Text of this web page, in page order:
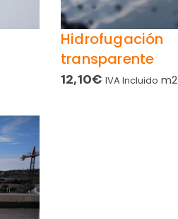
Hidrofugación
transparente
12,10€ IVA Incluido m2